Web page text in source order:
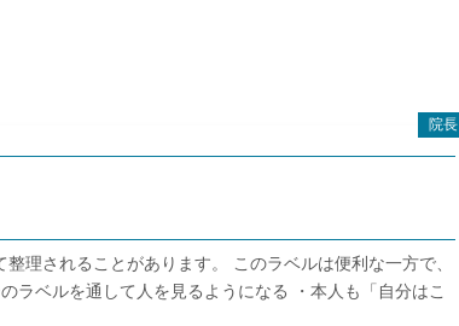
理されることがあります。 このラベルは便利な一方で、
ラベルを通して人を見るようになる ・本人も「自分はこ
院長